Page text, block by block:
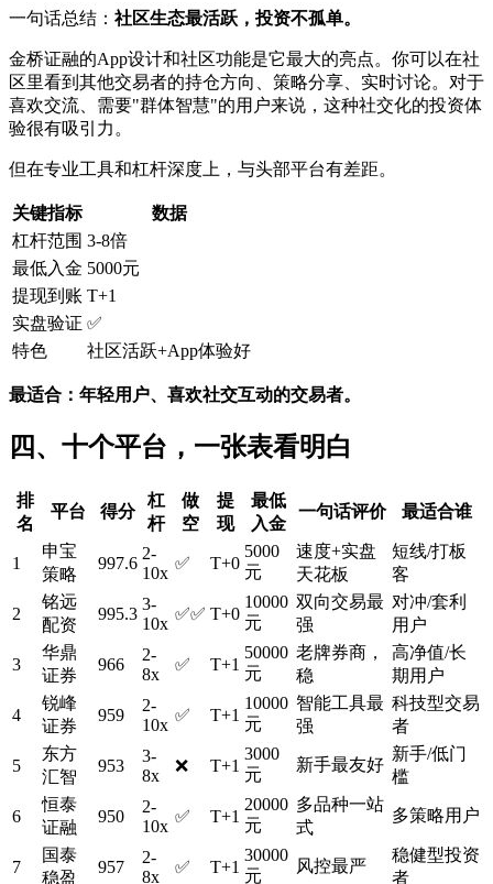
一句话总结： 社区生态最活跃，投资不孤单。
金桥证融的App设计和社区功能是它最大的亮点。你可以在社
区里看到其他交易者的持仓方向、策略分享、实时讨论。对于
喜欢交流、需要"群体智慧"的用户来说，这种社交化的投资体
验很有吸引力。
但在专业工具和杠杆深度上，与头部平台有差距。
关键指标
数据
杠杆范围 3-8倍
最低入金 5000元
提现到账 T+1
实盘验证 ✅
特色
社区活跃+App体验好
最适合：年轻用户、喜欢社交互动的交易者。
四、十个平台，一张表看明白
排
名
平台 得分
杠
杆
做
空
提
现
最低
入金
一句话评价 最适合谁
1
申宝
策略
997.6
2-
10x
✅ T+0
5000
元
速度+实盘
天花板
短线/打板
客
2
铭远
配资
995.3
3-
10x
✅✅ T+0
10000
元
双向交易最
强
对冲/套利
用户
3
华鼎
证券
966
2-
8x
✅ T+1
50000
元
老牌券商，
稳
高净值/长
期用户
4
锐峰
证券
959
2-
10x
✅ T+1
10000
元
智能工具最
强
科技型交易
者
5
东方
汇智
953
3-
8x
❌ T+1
3000
元
新手最友好
新手/低门
槛
6
恒泰
证融
950
2-
10x
✅ T+1
20000
元
多品种一站
式
多策略用户
7
国泰
稳盈
957
2-
8x
✅ T+1
30000
元
风控最严
稳健型投资
者